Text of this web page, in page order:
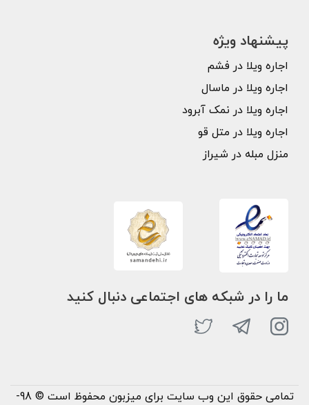
پیشنهاد ویژه
اجاره ویلا در فشم
اجاره ویلا در ماسال
اجاره ویلا در نمک آبرود
اجاره ویلا در متل قو
منزل مبله در شیراز
ما را در شبکه های اجتماعی دنبال کنید
تمامی حقوق این وب سایت برای میزبون محفوظ است © 98-